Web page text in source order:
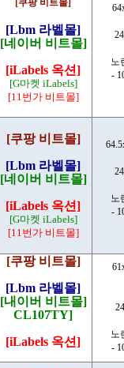
[쿠팡 비트몰]
[Lbm 라벨몰]
[네이버 비트몰]
[iLabels 옥션]
[G마켓 iLabels]
[11번가 비트몰]
노
-
[쿠팡 비트몰]
[Lbm 라벨몰]
[네이버 비트몰]
[iLabels 옥션]
[G마켓 iLabels]
[11번가 비트몰]
노
-
[쿠팡 비트몰]
[Lbm 라벨몰]
[내이버 비트몰]
CL107TY]
[iLabels 옥션]
노
-